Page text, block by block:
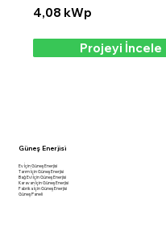
4,08 kWp
Projeyi İncele
Güneş Enerjisi
Ev İçin Güneş Enerjisi
Tarım İçin Güneş Enerjisi
Bağ Evi İçin Güneş Enerjisi
Karavan İçin Güneş Enerjisi
Fabrika İçin Güneş Enerjisi
Güneş Paneli